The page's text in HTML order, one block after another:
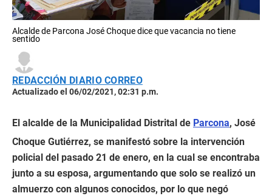
Alcalde de Parcona José Choque dice que vacancia no tiene
sentido
REDACCIÓN DIARIO CORREO
Actualizado el 06/02/2021, 02:31 p.m.
El alcalde de la Municipalidad Distrital de Parcona, José
Choque Gutiérrez, se manifestó sobre la intervención
policial del pasado 21 de enero, en la cual se encontraba
junto a su esposa, argumentando que solo se realizó un
almuerzo con algunos conocidos, por lo que negó